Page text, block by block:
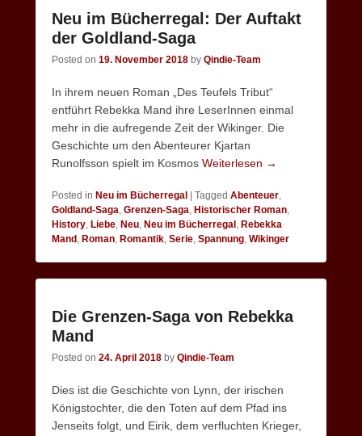
Neu im Bücherregal: Der Auftakt
der Goldland-Saga
Posted on 19. November 2018 by Qindie-Team
In ihrem neuen Roman „Des Teufels Tribut“
entführt Rebekka Mand ihre LeserInnen einmal
mehr in die aufregende Zeit der Wikinger. Die
Geschichte um den Abenteurer Kjartan
Runolfsson spielt im Kosmos Weiterlesen →
Posted in Neu im Bücherregal Tagged Abenteuer,
Goldland-Saga, Grenzen-Saga, Historischer Roman,
History, Liebe, Neu, Neu im Bücherregal , Rebekka
Mand , Roman, Romantik, Serie, Spannung, Wikinger
Die Grenzen-Saga von Rebekka
Mand
Posted on 24. April 2018 by Qindie-Team
Dies ist die Geschichte von Lynn, der irischen
Königstochter, die den Toten auf dem Pfad ins
Jenseits folgt, und Eirik, dem verfluchten Krieger,